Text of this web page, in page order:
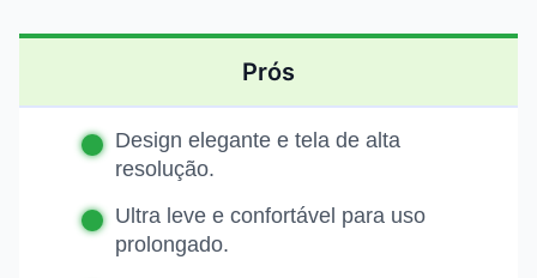
Prós
Design elegante e tela de alta
resolução.
Ultra leve e confortável para uso
prolongado.